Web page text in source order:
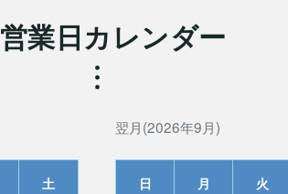
営業日カレンダー
土
翌月(2026年9月)
日 月 火